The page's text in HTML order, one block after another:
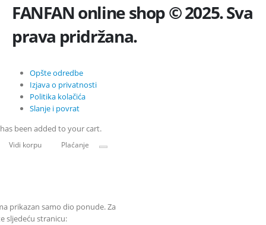
FANFAN online shop © 2025. Sva
prava pridržana.
Opšte odredbe
Izjava o privatnosti
Politika kolačića
Slanje i povrat
has been added to your cart.
Vidi korpu Plaćanje
prikazan samo dio ponude. Za
sljedeću stranicu: